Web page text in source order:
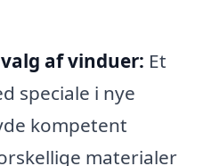
af vinduer: Et
speciale i nye
kompetent
materialer